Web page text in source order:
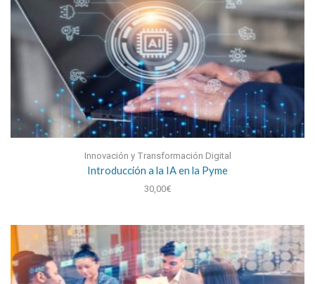
Innovación y Transformación Digital
Introducción a la IA en la Pyme
30,00€